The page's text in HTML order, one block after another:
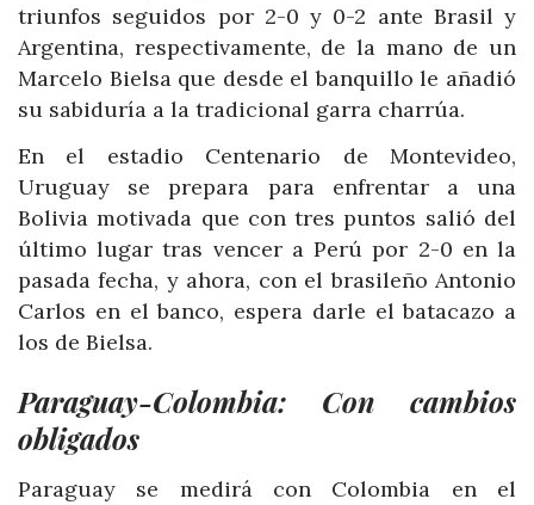
triunfos seguidos por 2-0 y 0-2 ante Brasil y
Argentina, respectivamente, de la mano de un
Marcelo Bielsa que desde el banquillo le añadió
su sabiduría a la tradicional garra charrúa.
En el estadio Centenario de Montevideo,
Uruguay se prepara para enfrentar a una
Bolivia motivada que con tres puntos salió del
último lugar tras vencer a Perú por 2-0 en la
pasada fecha, y ahora, con el brasileño Antonio
Carlos en el banco, espera darle el batacazo a
los de Bielsa.
Paraguay-Colombia: Con cambios
obligados
Paraguay se medirá con Colombia en el